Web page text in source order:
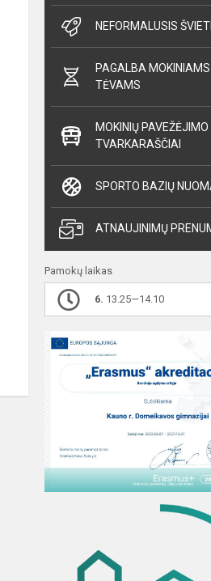
NEFORMALUSIS
PAGALBA MOKINIAMS
TĖVAMS
MOKINIŲ PAVEŽĖJIMO
TVARKARAŠČIAI
SPORTO BAZIŲ
ATNAUJINIMŲ
Pamokų laikas
6. 13.25—14.10